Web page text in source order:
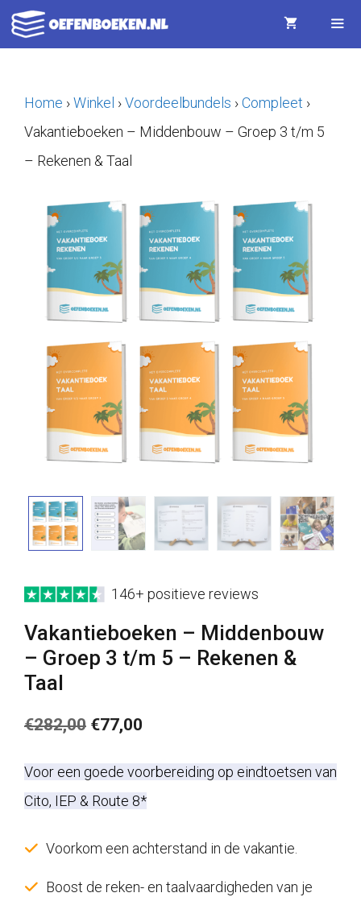
Ga
naar
inhoudHome ›Winkel ›Voordeelbundels ›Compleet ›
Vakantieboeken – Middenbouw – Groep 3 t/m 5
– Rekenen & Taal
146+ positieve reviews
Vakantieboeken – Middenbouw
– Groep 3 t/m 5 – Rekenen &
Taal
€282,00 Oorspronkelijke
was:
€77,00
is:
Voor een goede voorbereiding op eindtoetsen van
Cito, IEP & Route 8*
Voorkom een achterstand in de vakantie.
Boost de reken- en taalvaardigheden van je